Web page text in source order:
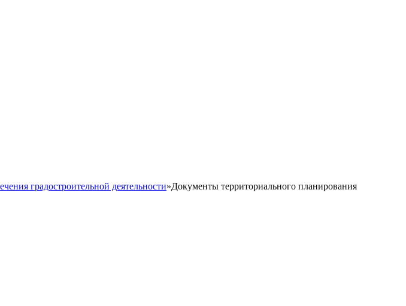
градостроительной деятельности»Документы территориального планирования